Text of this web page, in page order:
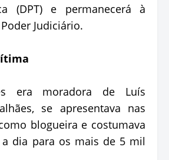
(DPT) e permanecerá à
Judiciário.
era moradora de Luís
se apresentava nas
blogueira e costumava
dia para os mais de 5 mil